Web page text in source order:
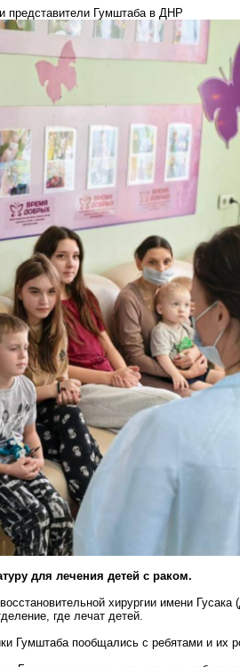
представители Гумштаба в ДНР
для лечения детей с раком.
хирургии имени
где лечат детей.
Гумштаба пообщались с ребятами и их